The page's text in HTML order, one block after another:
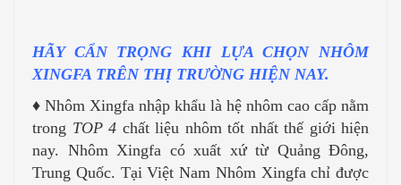
HÃY CẨN TRỌNG KHI LỰA CHỌN NHÔM
XINGFA TRÊN THỊ TRƯỜNG HIỆN NAY.
♦ Nhôm Xingfa nhập khẩu là hệ nhôm cao cấp nằm
trong TOP 4 chất liệu nhôm tốt nhất thế giới hiện
nay. Nhôm Xingfa có xuất xứ từ Quảng Đông,
Trung Quốc. Tại Việt Nam Nhôm Xingfa chỉ được